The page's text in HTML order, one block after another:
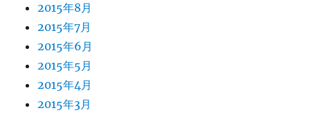
2015年8月
2015年7月
2015年6月
2015年5月
2015年4月
2015年3月